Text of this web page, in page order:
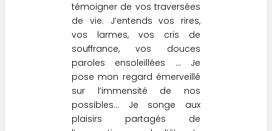
témoigner de vos traversées
de vie. J’entends vos rires,
vos larmes, vos cris de
souffrance, vos douces
paroles ensoleillées … Je
pose mon regard émerveillé
sur l’immensité de nos
possibles… Je songe aux
plaisirs partagés de